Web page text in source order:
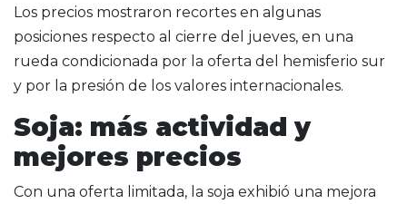
Los precios mostraron recortes en algunas
posiciones respecto al cierre del jueves, en una
rueda condicionada por la oferta del hemisferio sur
y por la presión de los valores internacionales.
Soja: más actividad y
mejores precios
Con una oferta limitada, la soja exhibió una mejora